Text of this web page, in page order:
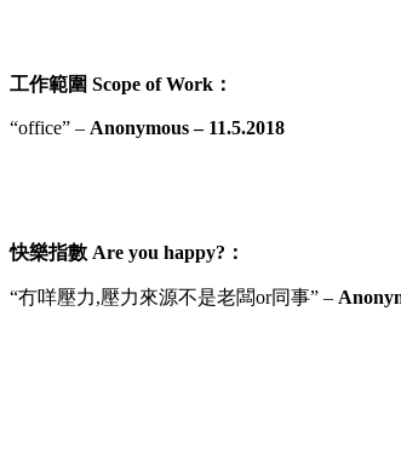
工作範圍 Scope of Work ：
“office” – Anonymous – 11.5.2018
快樂指數 Are you happy? ：
“冇咩壓力,壓力來源不是老闆or同事” –